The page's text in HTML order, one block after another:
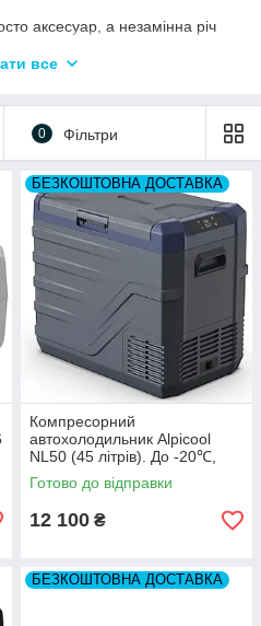
аксесуар, а незамінна річ
потужний і довговічний
. Цей бренд заслужено займає
оптимальному поєднанню
все
0 Фільтри
БЕЗКОШТОВНА ДОСТАВКА
Компресорний
автохолодильник Alpicool
NL50 (45 літрів). До -20℃,
(12, 24, 220 вольт)
Готово до відправки
12 100 ₴
БЕЗКОШТОВНА ДОСТАВКА